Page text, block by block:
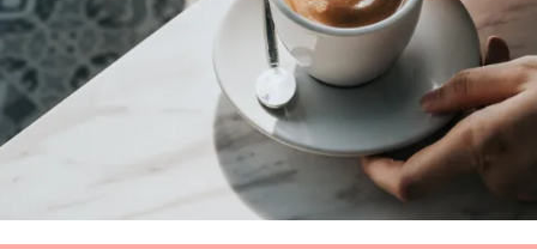
Kontakt & Service
Jobs